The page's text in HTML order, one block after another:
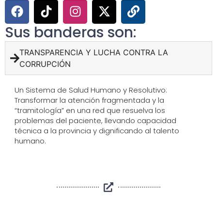
Sus banderas son:
TRANSPARENCIA Y LUCHA CONTRA LA
CORRUPCIÓN
Un Sistema de Salud Humano y Resolutivo:
Transformar la atención fragmentada y la
“tramitología” en una red que resuelva los
problemas del paciente, llevando capacidad
técnica a la provincia y dignificando al talento
humano.